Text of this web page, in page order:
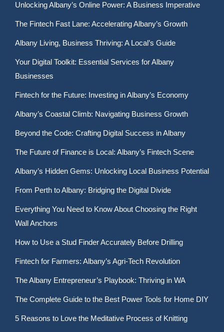
Unlocking Albany’s Online Power: A Business Imperative
The Fintech Fast Lane: Accelerating Albany’s Growth
Albany Living, Business Thriving: A Local’s Guide
Your Digital Toolkit: Essential Services for Albany
Businesses
Fintech for the Future: Investing in Albany’s Economy
Albany’s Coastal Climb: Navigating Business Growth
Beyond the Code: Crafting Digital Success in Albany
The Future of Finance is Local: Albany’s Fintech Scene
Albany’s Hidden Gems: Unlocking Local Business Potential
From Perth to Albany: Bridging the Digital Divide
Everything You Need to Know About Choosing the Right
Wall Anchors
How to Use a Stud Finder Accurately Before Drilling
Fintech for Farmers: Albany’s Agri-Tech Revolution
The Albany Entrepreneur’s Playbook: Thriving in WA
The Complete Guide to the Best Power Tools for Home DIY
5 Reasons to Love the Meditative Process of Knitting